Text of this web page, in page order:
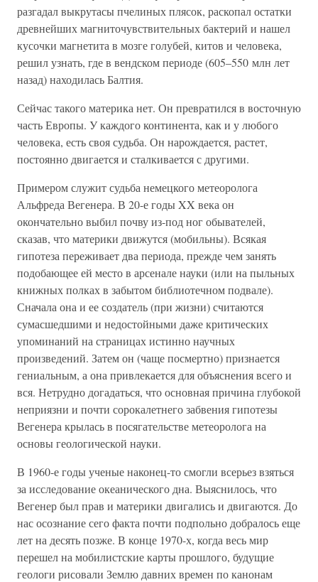
разгадал выкрутасы пчелиных плясок, раскопал остатки
древнейших магниточувствительных бактерий и нашел
кусочки магнетита в мозге голубей, китов и человека,
решил узнать, где в вендском периоде (605–550 млн лет
назад) находилась Балтия.
Сейчас такого материка нет. Он превратился в восточную
часть Европы. У каждого континента, как и у любого
человека, есть своя судьба. Он нарождается, растет,
постоянно двигается и сталкивается с другими.
Примером служит судьба немецкого метеоролога
Альфреда Вегенера. В 20-е годы XX века он
окончательно выбил почву из-под ног обывателей,
сказав, что материки движутся (мобильны). Всякая
гипотеза переживает два периода, прежде чем занять
подобающее ей место в арсенале науки (или на пыльных
книжных полках в забытом библиотечном подвале).
Сначала она и ее создатель (при жизни) считаются
сумасшедшими и недостойными даже критических
упоминаний на страницах истинно научных
произведений. Затем он (чаще посмертно) признается
гениальным, а она привлекается для объяснения всего и
вся. Нетрудно догадаться, что основная причина глубокой
неприязни и почти сорокалетнего забвения гипотезы
Вегенера крылась в посягательстве метеоролога на
основы геологической науки.
В 1960-е годы ученые наконец-то смогли всерьез взяться
за исследование океанического дна. Выяснилось, что
Вегенер был прав и материки двигались и двигаются. До
нас осознание сего факта почти подпольно добралось еще
лет на десять позже. В конце 1970-х, когда весь мир
перешел на мобилистские карты прошлого, будущие
геологи рисовали Землю давних времен по канонам